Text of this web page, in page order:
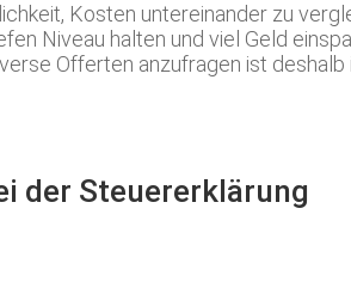
Kosten untereinander zu
Niveau halten und viel Geld
Offerten anzufragen ist
der Steuererklärung